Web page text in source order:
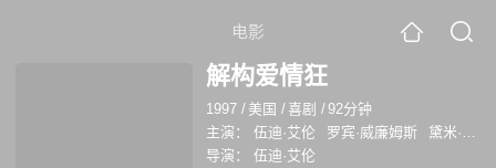
电影
解构爱情狂
1997 / 美国 /喜剧 /92分钟
主演：
伍迪·艾伦 罗宾·威廉姆斯
黛米·摩尔
导演：
伍迪·艾伦